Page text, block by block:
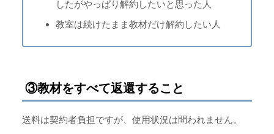
したがやっぱり解約したいと思った人
教室は続けたまま教材だけ解約したい人
③教材をすべて返還すること
送料は契約者負担ですが、使用状況は問われません。